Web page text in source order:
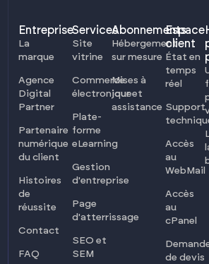
Entreprise
La
marque
Agence
Digital
Partner
Partenaire
numérique
du client
Histoires
de
réussite
Contact
FAQ
Services
Site
vitrine
Commerce
électronique
Plate-
forme
eLearning
Gestion
d'entreprise
Page
d'atterrissage
SEO et
SEM
Abonnements
Hébergement
sur mesure
Mises à
jour et
assistance
Espace
client
État en
temps
réel
Support
Accès
au
WebMail
Accès
au
cPanel
de devis